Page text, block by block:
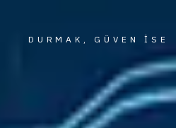
DURMAK, GÜVEN İSE